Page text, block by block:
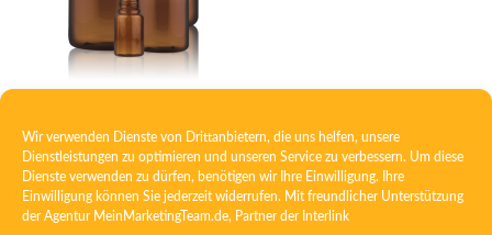
Wir verwenden Dienste von Drittanbietern, die uns helfen, unsere
Dienstleistungen zu optimieren und unseren Service zu verbessern. Um diese
Dienste verwenden zu dürfen, benötigen wir Ihre Einwilligung. Ihre
Einwilligung können Sie jederzeit widerrufen. Mit freundlicher Unterstützung
der Agentur MeinMarketingTeam.de, Partner der Interlink
PET-Packer Schraub Originalität